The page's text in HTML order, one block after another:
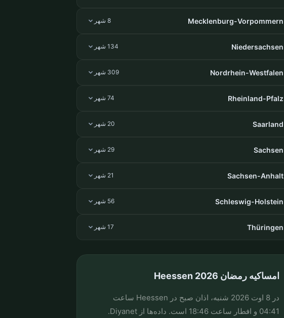
Mecklenburg-Vorpommern 8 شهر
Niedersachsen 134 شهر
Nordrhein-Westfalen 309 شهر
Rheinland-Pfalz 74 شهر
Saarland 20 شهر
Sachsen 29 شهر
Sachsen-Anhalt 21 شهر
Schleswig-Holstein 56 شهر
Thüringen 17 شهر
امساکیه رمضان Heessen 2026
در 8 اوت 2026 شنبه، اذان صبح در Heessen ساعت
04:41 و افطار ساعت 18:46 است. داده‌ها از Diyanet.